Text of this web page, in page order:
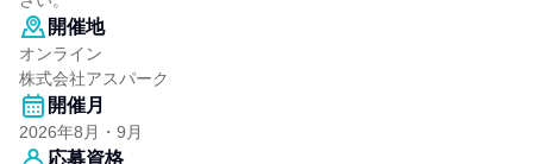
開催地
オンライン
株式会社アスパーク
開催月
2026年8月・9月
応募資格